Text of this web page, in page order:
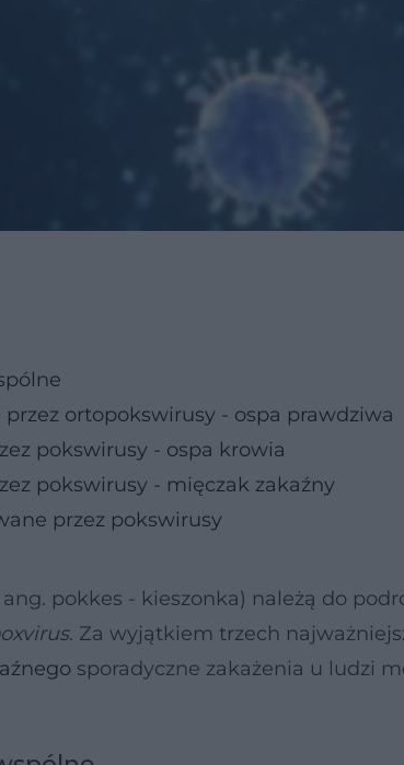
przez ortopokswirusy - ospa prawdziwa
pokswirusy - ospa krowia
pokswirusy - mięczak zakaźny
przez pokswirusy
ang. pokkes - kieszonka) należą do
. Za wyjątkiem trzech
sporadyczne zakażenia u ludzi